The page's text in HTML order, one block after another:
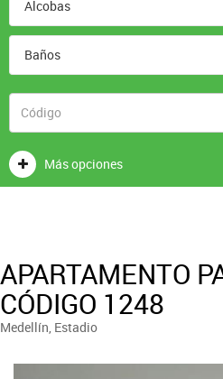
Más opciones
APARTAMENTO
CÓDIGO 1248
Medellín, Estadio